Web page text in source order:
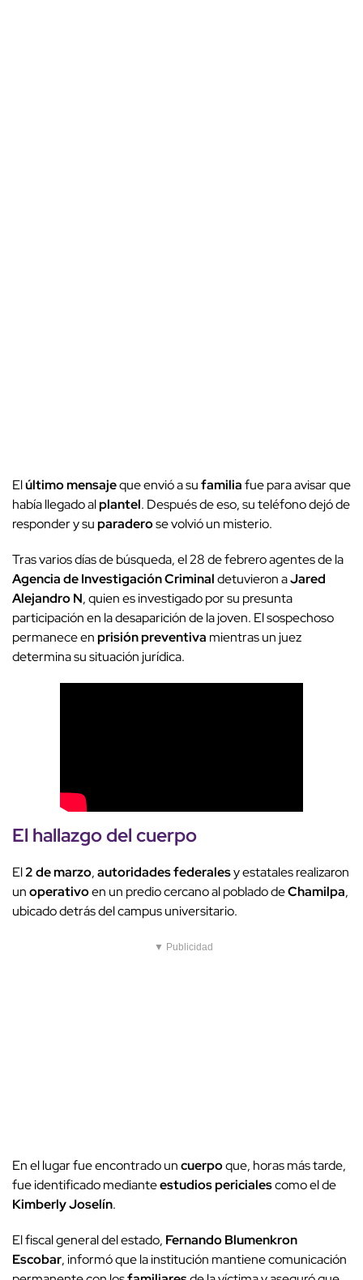
Elúltimo mensajeque envió a sufamiliafue para avisar que
había llegado alplantel. Después de eso, su teléfono dejó de
responder y suparaderose volvió un misterio.
Tras varios días de búsqueda, el 28 de febrero agentes de la
Agencia de Investigación Criminaldetuvieron aJared
Alejandro N, quien es investigado por su presunta
participación en la desaparición de la joven. El sospechoso
permanece enprisión preventiva mientras un juez
determina su situación jurídica.
El hallazgo delcuerpo
El2 de marzo,autoridades federalesy estatales realizaron
unoperativoen un predio cercano al poblado deChamilpa,
ubicado detrás del campus universitario.
▼ Publicidad
En el lugar fue encontrado uncuerpoque, horas más tarde,
fue identificado medianteestudios pericialescomo el de
Kimberly Joselín.
El fiscal general del estado, Fernando Blumenkron
Escobar, informó que la institución mantiene comunicación